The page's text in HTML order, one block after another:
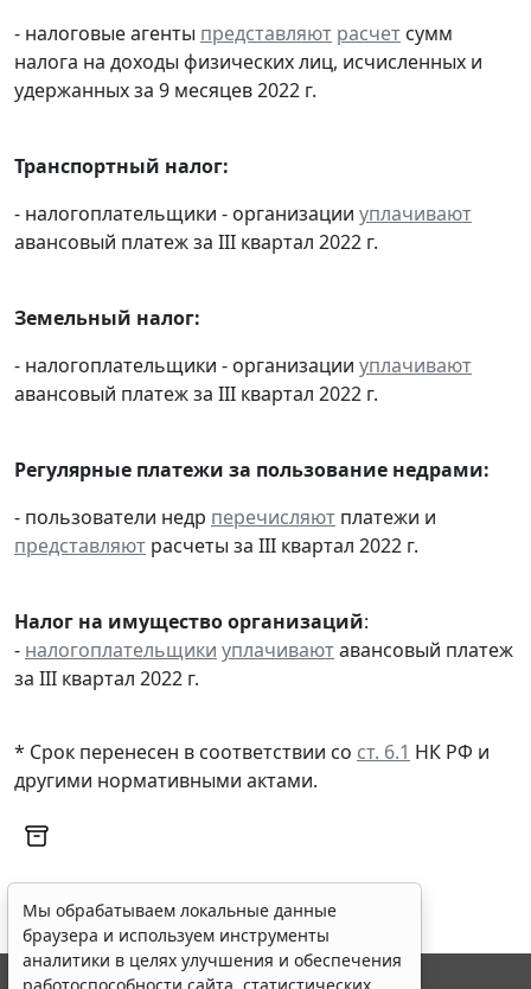
- налоговые агенты представляют расчет сумм
налога на доходы физических лиц, исчисленных и
удержанных за 9 месяцев 2022 г.
Транспортный налог:
- налогоплательщики - организации уплачивают
авансовый платеж за III квартал 2022 г.
Земельный налог:
- налогоплательщики - организации уплачивают
авансовый платеж за III квартал 2022 г.
Регулярные платежи за пользование недрами:
- пользователи недр перечисляют платежи и
представляют расчеты за III квартал 2022 г.
Налог на имущество организаций:
- налогоплательщики уплачиваютавансовый платеж
за III квартал 2022 г.
* Срок перенесен в соответствии со ст. 6.1 НК РФ и
другими нормативными актами.
Мы обрабатываем локальные данные
браузера и используем инструменты
аналитики в целях улучшения и обеспечения